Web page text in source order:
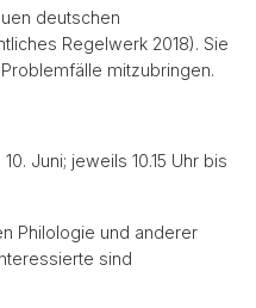
deutschen
Regelwerk 2018). Sie
mitzubringen.
Juni; jeweils 10.15 Uhr bis
Philologie und anderer
sind